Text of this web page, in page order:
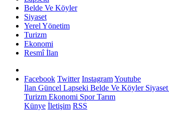
Belde Ve Köyler
Siyaset
Yerel Yönetim
Turizm
Ekonomi
Resmî İlan
Facebook Twitter InstagramYoutube
İlan Güncel Lapseki Belde Ve KöylerSiyaset
Turizm Ekonomi SporTarım
Künye İletişim RSS